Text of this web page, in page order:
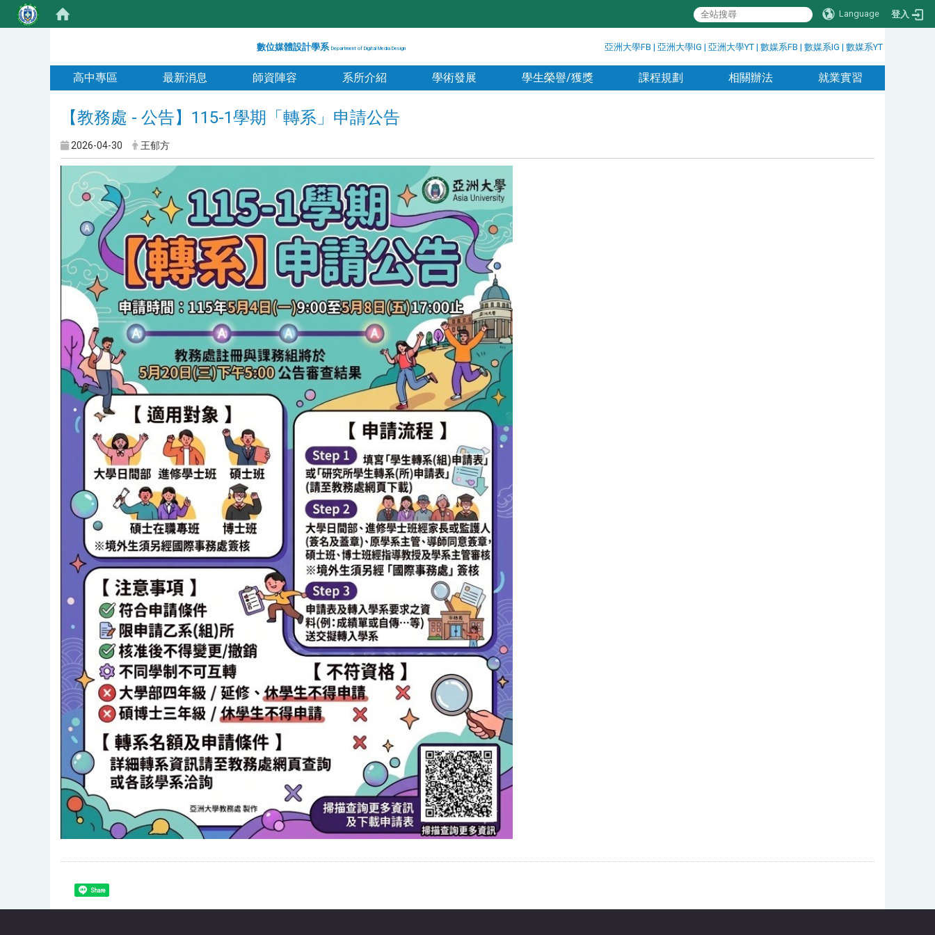
Language 登入
數位媒體設計學系 Department of Digital Media Design 亞洲大學FB | 亞洲大學IG | 亞洲大學YT | 數媒系FB | 數媒系IG | 數媒系YT
高中專區 最新消息 師資陣容 系所介紹 學術發展 學生榮譽/獲獎 課程規劃 相關辦法 就業實習
【教務處 - 公告】115-1學期「轉系」申請公告
2026-04-30 王郁方
Share